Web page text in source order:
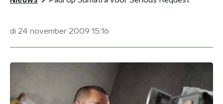
di 24 november 2009 15:16